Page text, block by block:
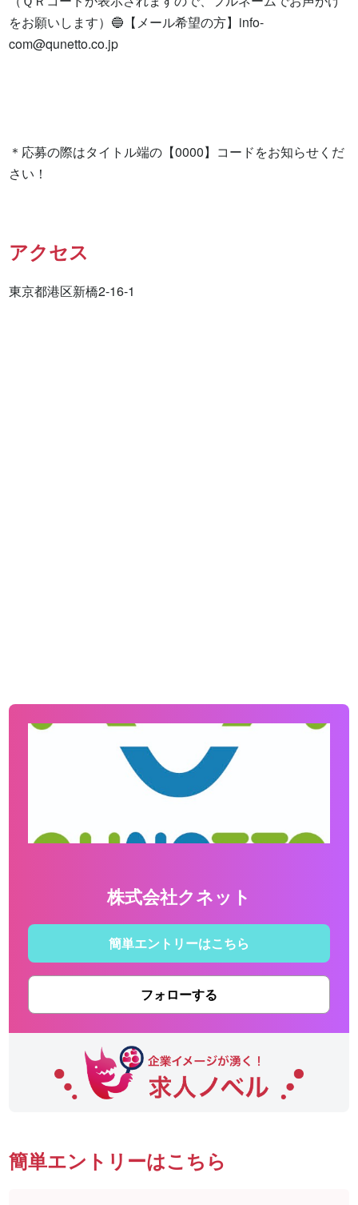
をお願いします）🔵【メール希望の方】 info-
com@qunetto.co.jp
＊応募の際はタイトル端の【0000】コードをお知らせくだ
さい！
アクセス
東京都港区新橋2-16-1
株式会社クネット
簡単エントリーはこちら
フォローする
簡単エントリーはこちら